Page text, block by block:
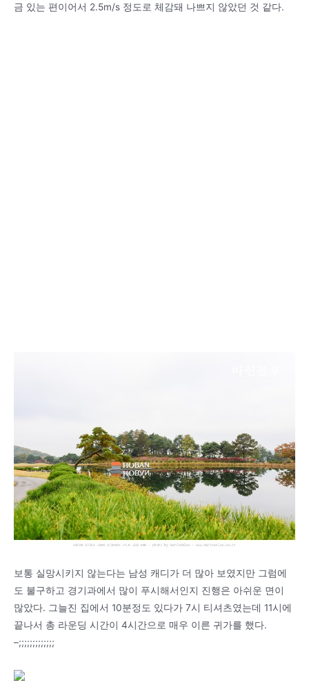
금 있는 편이어서 2.5m/s 정도로 체감돼 나쁘지 않았던 것 같다.
보통 실망시키지 않는다는 남성 캐디가 더 많아 보였지만 그럼에
도 불구하고 경기과에서 많이 푸시해서인지 진행은 아쉬운 면이
많았다. 그늘진 집에서 10분정도 있다가 7시 티셔츠였는데 11시에
끝나서 총 라운딩 시간이 4시간으로 매우 이른 귀가를 했다.
–;;;;;;;;;;;;;